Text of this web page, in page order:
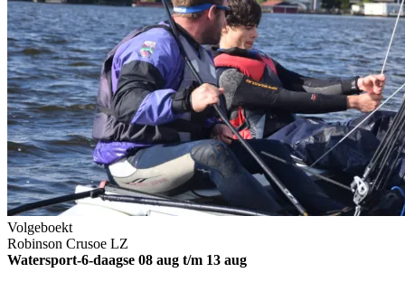
Volgeboekt
Robinson Crusoe LZ
Watersport-6-daagse 08 aug t/m 13 aug